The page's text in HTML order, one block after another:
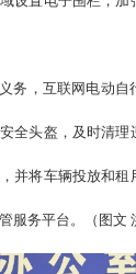
务，互联网电动
全头盔，及时清理
并将车辆投放和租
服务平台。（图文